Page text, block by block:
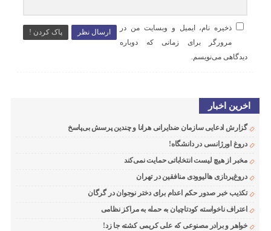
ارسال نظر پاک کردن !
ذخیره نام، ایمیل و وبسایت من در
مرورگر برای زمانی که دوباره
دیدگاهی می‌نویسم.
اخرین اخبار
گزارش ادعایی سازمان ضدایرانی هرانا و چندین پرسش بی‌پاسخ
دروغ اورژانسی در دانشگاه!
مخبر از هیچ لیست انتخاباتی حمایت نمی‌کند
دروغ‌پردازی هالیوودی منافقین در تهران
تکذیب خبر صدور حکم اعدام برای دختر نوجوان در گرگان
اعتراف ناخواسته کودتاچیان به حمله به مراکز نظامی
خواهر و برادر مصنوعی که علی کریمی کشته جا زد!